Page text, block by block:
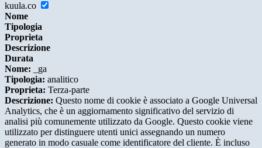
kuula.co
Nome
Tipologia
Proprieta
Descrizione
Durata
Nome: _ga
Tipologia: analitico
Proprieta: Terza-parte
Descrizione: Questo nome di cookie è associato a Google Universal
Analytics, che è un aggiornamento significativo del servizio di
analisi più comunemente utilizzato da Google. Questo cookie viene
utilizzato per distinguere utenti unici assegnando un numero
generato in modo casuale come identificatore del cliente. È incluso